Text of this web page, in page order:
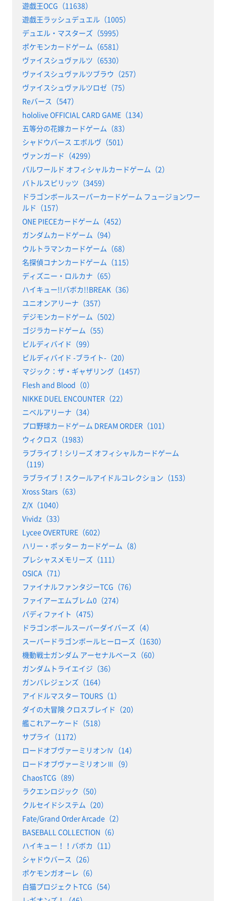
遊戯王OCG（11638）
遊戯王ラッシュデュエル（1005）
デュエル・マスターズ（5995）
ポケモンカードゲーム（6581）
ヴァイスシュヴァルツ（6530）
ヴァイスシュヴァルツブラウ（257）
ヴァイスシュヴァルツロゼ（75）
Reバース（547）
hololive OFFICIAL CARD GAME（134）
五等分の花嫁カードゲーム（83）
シャドウバース エボルヴ（501）
ヴァンガード（4299）
パルワールド オフィシャルカードゲーム（2）
バトルスピリッツ（3459）
ドラゴンボールスーパーカードゲーム フュージョンワー
ルド（157）
ONE PIECEカードゲーム（452）
ガンダムカードゲーム（94）
ウルトラマンカードゲーム（68）
名探偵コナンカードゲーム（115）
ディズニー・ロルカナ（65）
ハイキュー!!バボカ!!BREAK（36）
ユニオンアリーナ（357）
デジモンカードゲーム（502）
ゴジラカードゲーム（55）
ビルディバイド（99）
ビルディバイド -ブライト-（20）
マジック：ザ・ギャザリング（1457）
Flesh and Blood（0）
NIKKE DUEL ENCOUNTER（22）
ニベルアリーナ（34）
プロ野球カードゲーム DREAM ORDER（101）
ウィクロス（1983）
ラブライブ！シリーズ オフィシャルカードゲーム
（119）
ラブライブ！スクールアイドルコレクション（153）
Xross Stars（63）
Z/X（1040）
Vividz（33）
Lycee OVERTURE（602）
ハリー・ポッター カードゲーム（8）
プレシャスメモリーズ（111）
OSICA（71）
ファイナルファンタジーTCG（76）
ファイアーエムブレム0（274）
バディファイト（475）
ドラゴンボールスーパーダイバーズ（4）
スーパードラゴンボールヒーローズ（1630）
機動戦士ガンダム アーセナルベース（60）
ガンダムトライエイジ（36）
ガンバレジェンズ（164）
アイドルマスター TOURS（1）
ダイの大冒険 クロスブレイド（20）
艦これアーケード（518）
サプライ（1172）
ロードオブヴァーミリオンⅣ（14）
ロードオブヴァーミリオンⅢ（9）
ChaosTCG（89）
ラクエンロジック（50）
クルセイドシステム（20）
Fate/Grand Order Arcade（2）
BASEBALL COLLECTION（6）
ハイキュー！！バボカ（11）
シャドウバース（26）
ポケモンガオーレ（6）
白猫プロジェクトTCG（54）